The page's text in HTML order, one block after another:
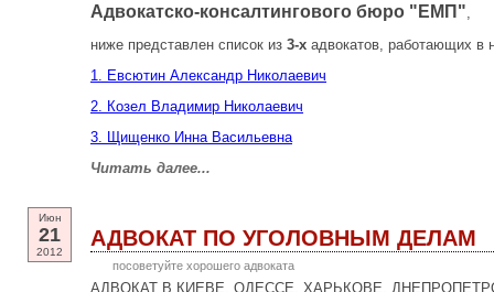
Адвокатско-консалтингового бюро "ЕМП"
ниже представлен список из 3-х адвокатов, работающих в
1. Евсютин Александр Николаевич
2. Козел Владимир Николаевич
3. Щищенко Инна Васильевна
Читать далее...
Июн
21
2012
АДВОКАТ ПО УГОЛОВНЫМ ДЕЛАМ
посоветуйте хорошего адвоката
АДВОКАТ В КИЕВЕ, ОДЕССЕ, ХАРЬКОВЕ,